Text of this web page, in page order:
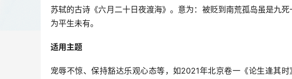
苏轼的古诗《六月二十日夜渡海》。意为：被贬到南荒孤岛虽是九
为平生未有。
适用主题
宠辱不惊、保持豁达乐观心态等，如2021年北京卷一《论生逢其